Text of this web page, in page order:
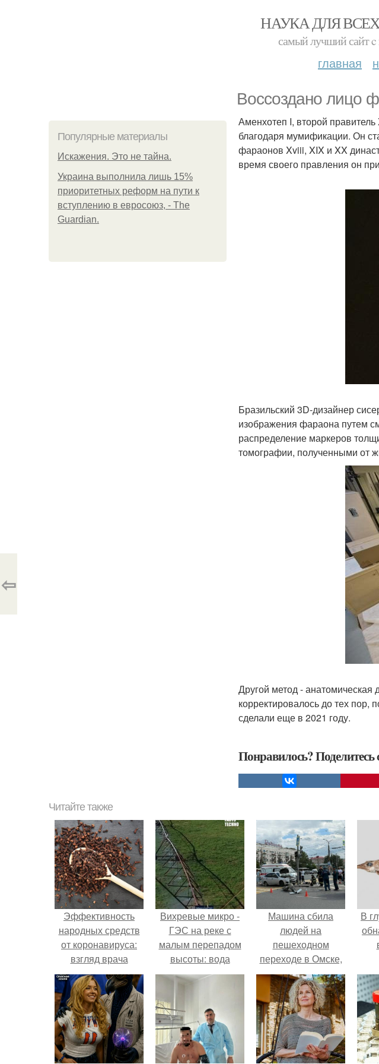
НАУКА ДЛЯ
самый лучший сайт c
главная
Воссоздано лицо
Популярные материалы
Искажения. Это не тайна.
Украина выполнила лишь 15%
приоритетных реформ на пути к
вступлению в евросоюз, - The
Guardian.
Аменхотеп I, второй
благодаря мумификации. Он
фараонов Xviii, XIX и XX
время своего правления он
Бразильский 3D-дизайнер
изображения фараона путем
распределение маркеров
томографии, полученными от
Другой метод -
корректировалось до тех пор,
сделали еще в 2021 году.
Понравилось? Поделитесь
⇦
Читайте также
Эффективность
народных средств
от коронавируса:
взгляд врача
Вихревые микро -
ГЭС на реке с
малым перепадом
высоты: вода
закручивается в
бетонной камере и
вертикальную
турбину.
Машина сбила
людей на
пешеходном
переходе в Омске,
пострадали 8
человек.
В